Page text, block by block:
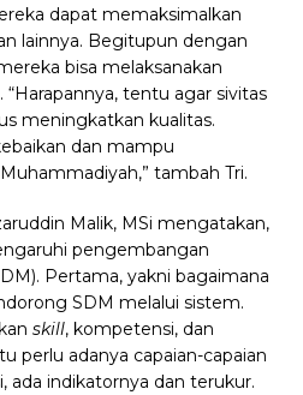
dapat memaksimalkan
lainnya. Begitupun dengan
bisa melaksanakan
“Harapannya, tentu agar sivitas
meningkatkan kualitas.
dan mampu
tambah Tri.
Malik, MSi mengatakan,
pengembangan
Pertama, yakni bagaimana
SDM melalui sistem.
skill, kompetensi, dan
perlu adanya capaian-capaian
ada indikatornya dan terukur.